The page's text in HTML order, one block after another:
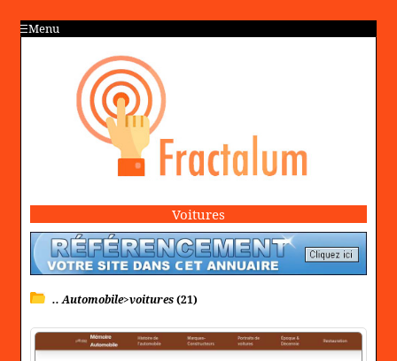
Menu
Voitures
.. Automobile>voitures(21)